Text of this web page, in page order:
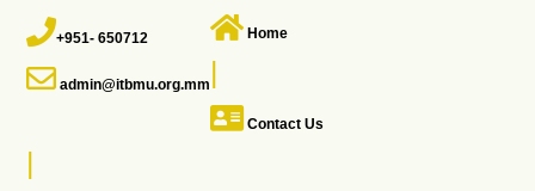
+951- 650712
admin@itbmu.org.mm
Home
|
Contact Us
|